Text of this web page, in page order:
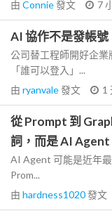
由 Connie發文 7
AI 協作不是發帳
公司替工程師開好企
「誰可以登入」...
由 ryanvale發文 1
從 Prompt 到
詞，而是 AI
AI Agent 可能是近年
Prom...
由 hardness1020發文